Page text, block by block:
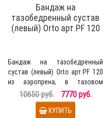
Бандаж на
тазобедренный сустав
(левый) Orto арт.PF 120
Бандаж на тазобедренный
сустав (левый) Orto арт.PF 120
из аэропрена, в тазовом
компоненте конструкц..
10650 руб. 7770 руб.
КУПИТЬ